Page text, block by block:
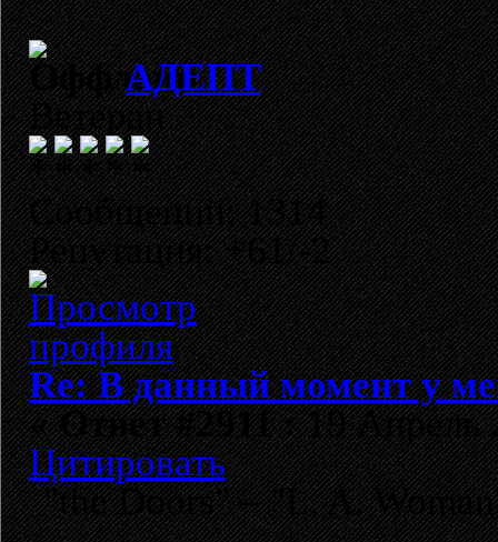
АДЕПТ
Ветеран
Сообщений: 1314
Репутация: +61/-2
Re: В данный момент у
«Ответ #2911 :19 Апрель
Цитировать
"the Doors" – "L. A.